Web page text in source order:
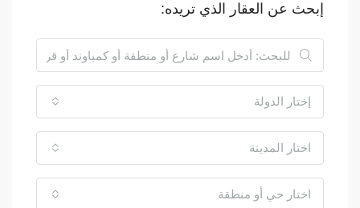
إبحث عن العقار الذي تريده:
إختار الدولة
اختار المدينة
اختار حي أو منطقة